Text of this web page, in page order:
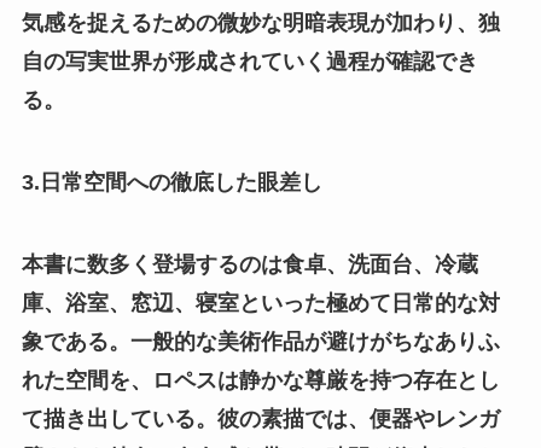
気感を捉えるための微妙な明暗表現が加わり、独
自の写実世界が形成されていく過程が確認でき
る。
3.日常空間への徹底した眼差し
本書に数多く登場するのは食卓、洗面台、冷蔵
庫、浴室、窓辺、寝室といった極めて日常的な対
象である。一般的な美術作品が避けがちなありふ
れた空間を、ロペスは静かな尊厳を持つ存在とし
て描き出している。彼の素描では、便器やレンガ